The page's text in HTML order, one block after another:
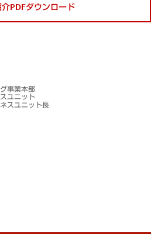
PDFダウンロード
事業本部
ユニット
スユニット長